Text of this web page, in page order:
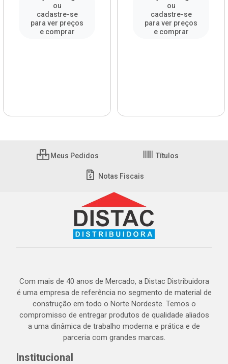
ou
cadastre-se
para ver preços
e comprar
ou
cadastre-se
para ver preços
e comprar
Meus Pedidos Títulos
Notas Fiscais
Com mais de 40 anos de Mercado, a Distac Distribuidora
é uma empresa de referência no segmento de material de
construção em todo o Norte Nordeste. Temos o
compromisso de entregar produtos de qualidade aliados
a uma dinâmica de trabalho moderna e prática e de
parceria com grandes marcas.
Institucional